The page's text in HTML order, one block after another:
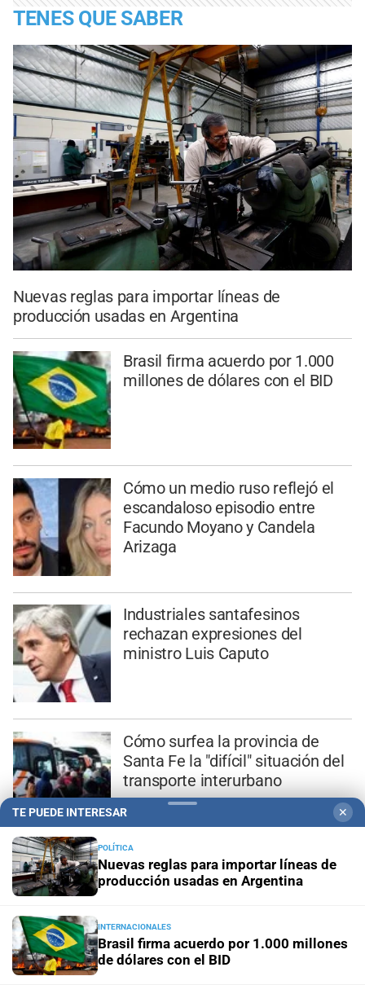
TENES QUE SABER
Nuevas reglas para importar líneas de
producción usadas en Argentina
Brasil firma acuerdo por 1.000
millones de dólares con el BID
Cómo un medio ruso reflejó el
escandaloso episodio entre
Facundo Moyano y Candela
Arizaga
Industriales santafesinos
rechazan expresiones del
ministro Luis Caputo
Cómo surfea la provincia de
Santa Fe la "difícil" situación del
transporte interurbano
TE PUEDE INTERESAR ✕
POLÍTICA
Nuevas reglas para importar líneas de
producción usadas en Argentina
INTERNACIONALES
Brasil firma acuerdo por 1.000 millones
de dólares con el BID